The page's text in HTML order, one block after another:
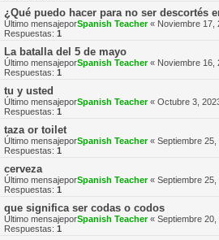
¿Qué puedo hacer para no ser descortés
Último mensajeporSpanish Teacher« Noviembre 17,
Respuestas: 1
La batalla del 5 de mayo
Último mensajeporSpanish Teacher« Noviembre 16,
Respuestas: 1
tu y usted
Último mensajeporSpanish Teacher« Octubre 3,
Respuestas: 1
taza or toilet
Último mensajeporSpanish Teacher« Septiembre
Respuestas: 1
cerveza
Último mensajeporSpanish Teacher« Septiembre 25,
Respuestas: 1
que significa ser codas o codos
Último mensajeporSpanish Teacher« Septiembre
Respuestas: 1